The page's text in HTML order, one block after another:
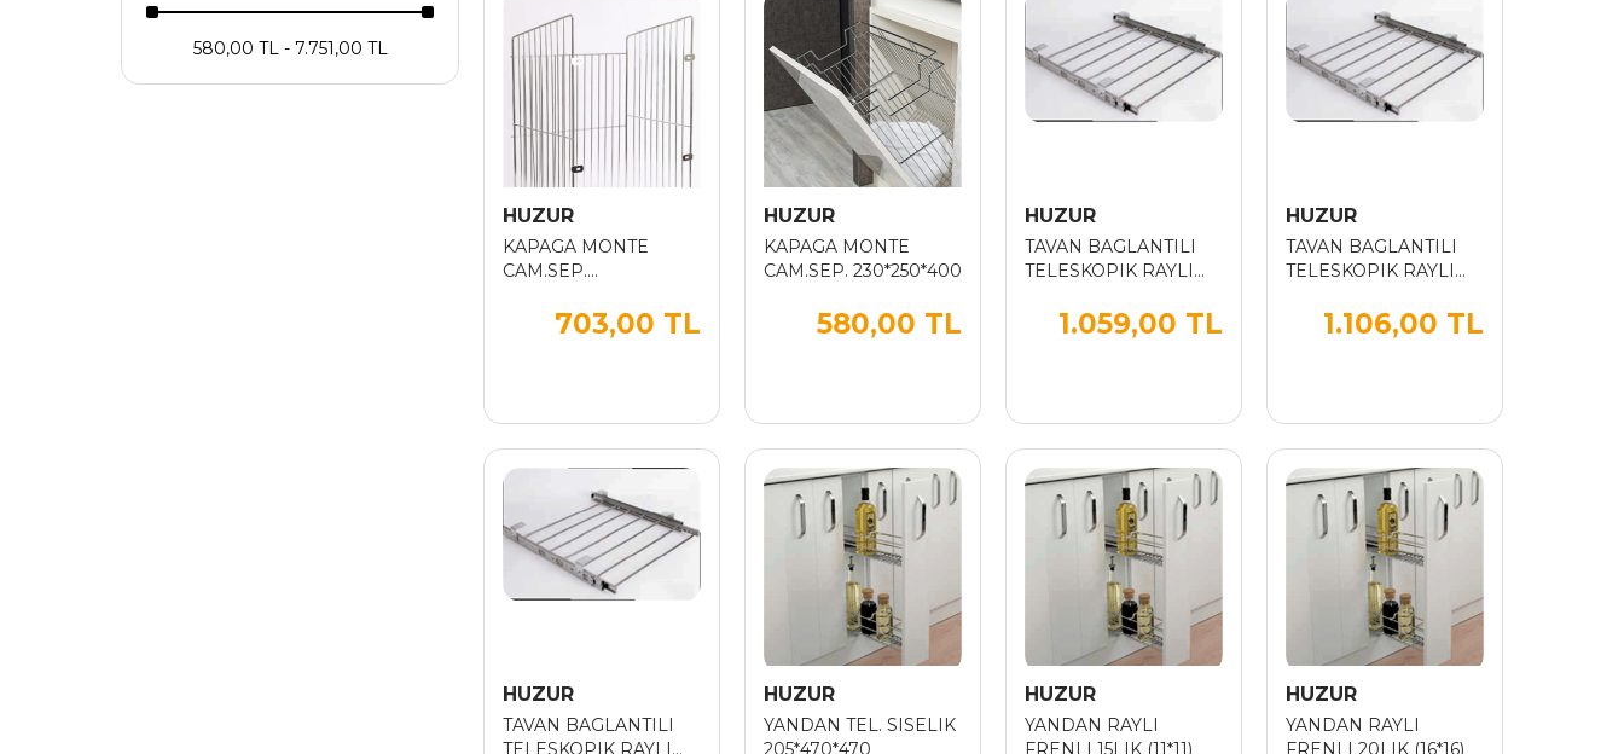
580,00 TL - 7.751,00 TL
HUZUR
KAPAGA MONTE
CAM.SEP.
703,00 TL
HUZUR
KAPAGA MONTE
CAM.SEP. 230*250*400
580,00 TL
HUZUR
TAVAN BAGLANTILI
TELESKOPIK RAYLI
PANTOLONLUK 60
1.059,00 TL
HUZUR
TAVAN BAGLANTILI
TELESKOPIK RAYLI
PANTOLONLUK 70
1.106,00 TL
HUZUR
TAVAN BAGLANTILI
TELESKOPIK RAYLI
HUZUR
YANDAN TEL. SISELIK
205*470*470
HUZUR
YANDAN RAYLI
FRENLI 15LIK (11*11)
HUZUR
YANDAN RAYLI
FRENLI 20LIK (16*16)